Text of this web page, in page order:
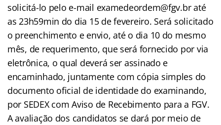
solicitá-lo pelo e-mail examedeordem@fgv.br até
as 23h59min do dia 15 de fevereiro. Será solicitado
o preenchimento e envio, até o dia 10 do mesmo
mês, de requerimento, que será fornecido por via
eletrônica, o qual deverá ser assinado e
encaminhado, juntamente com cópia simples do
documento oficial de identidade do examinando,
por SEDEX com Aviso de Recebimento para a FGV.
A avaliação dos candidatos se dará por meio de